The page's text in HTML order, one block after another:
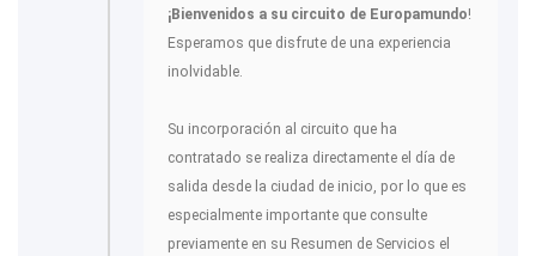
¡Bienvenidos a su circuito de Europamundo!
Esperamos que disfrute de una experiencia
inolvidable.
Su incorporación al circuito que ha
contratado se realiza directamente el día de
salida desde la ciudad de inicio, por lo que es
especialmente importante que consulte
previamente en su Resumen de Servicios el